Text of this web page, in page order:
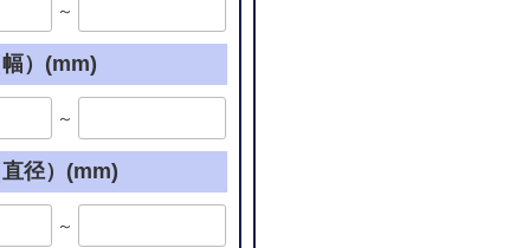
～
）(mm)
～
径）(mm)
～